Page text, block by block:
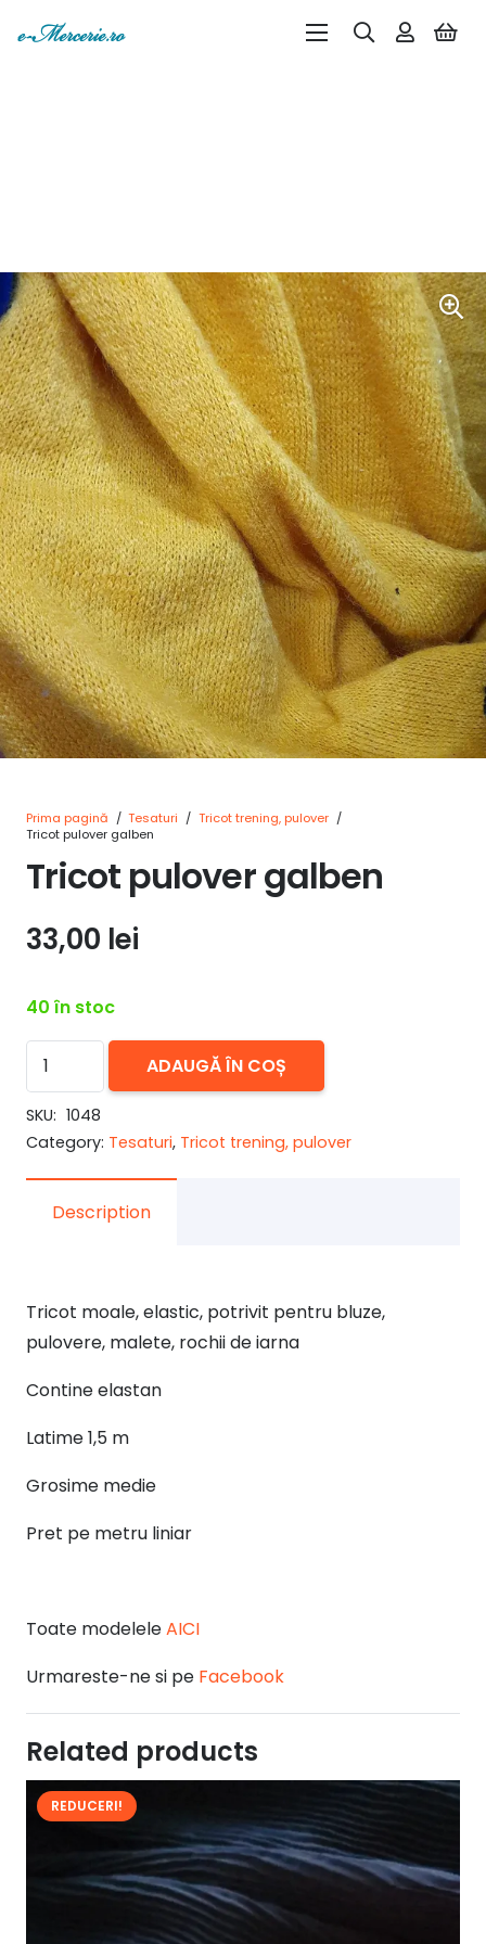
Prima pagină / Tesaturi / Tricot trening, pulover /
Tricot pulover galben
Tricot pulover galben
33,00 lei
40 în stoc
Cantitate
pulover
galben
ADAUGĂ ÎN COȘ
SKU: 1048
Category: Tesaturi, Tricot trening, pulover
Description
Tricot moale, elastic, potrivit pentru bluze,
pulovere, malete, rochii de iarna
Contine elastan
Latime 1,5 m
Grosime medie
Pret pe metru liniar
Toate modeleleAICI
Urmareste-ne si pe Facebook
Related products
REDUCERI!